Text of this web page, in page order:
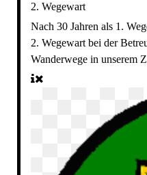
2. Wegewart
Nach 30 Jahren als 1.
2. Wegewart bei der
Wanderwege in unserem